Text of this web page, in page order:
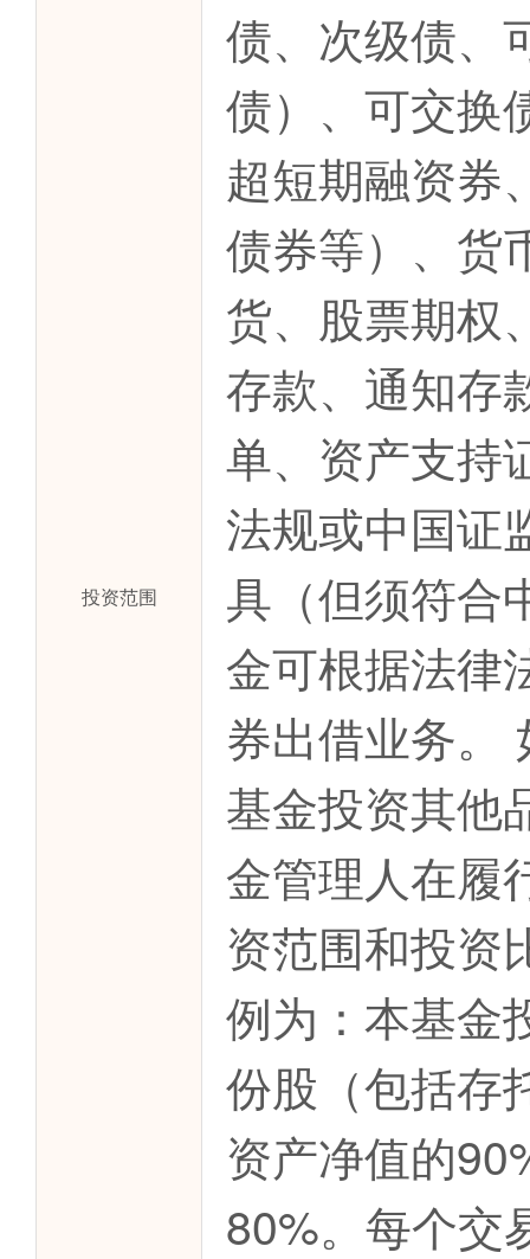
投资范围
债、次级债、
债）、可交换
超短期融资券
债券等）、货
货、股票期权
存款、通知存
单、资产支持
法规或中国证
具（但须符合
金可根据法律
券出借业务。
基金投资其他
金管理人在履
资范围和投资
例为：本基金
份股（包括存
资产净值的
80%。每个交